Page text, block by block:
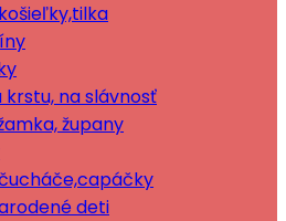
na slávnosť
župany
deti